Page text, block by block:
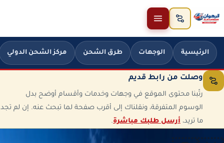
تخطَّ إلى المحتوى
الرئيسية الوجهات طرق الشحن مركز الشحن الدولي
وصلت من رابط قديم
رتّبنا محتوى الموقع في وجهات وخدمات وأقسام أوضح بدل
الوسوم المتفرقة، ونقلناك إلى أقرب صفحة لما تبحث عنه. إن لم تجد
ما تريد، أرسل طلبك مباشرة.